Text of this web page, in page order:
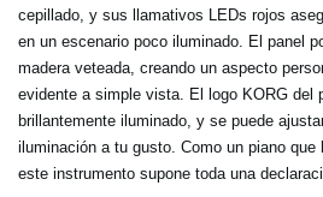
cepillado, y sus llamativos LEDs rojos
en un escenario poco iluminado. El panel
madera veteada, creando un aspecto
evidente a simple vista. El logo KORG del
brillantemente iluminado, y se puede
iluminación a tu gusto. Como un piano que
este instrumento supone toda una